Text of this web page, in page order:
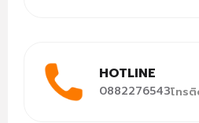
HOTLINE
0882276543โทรติ